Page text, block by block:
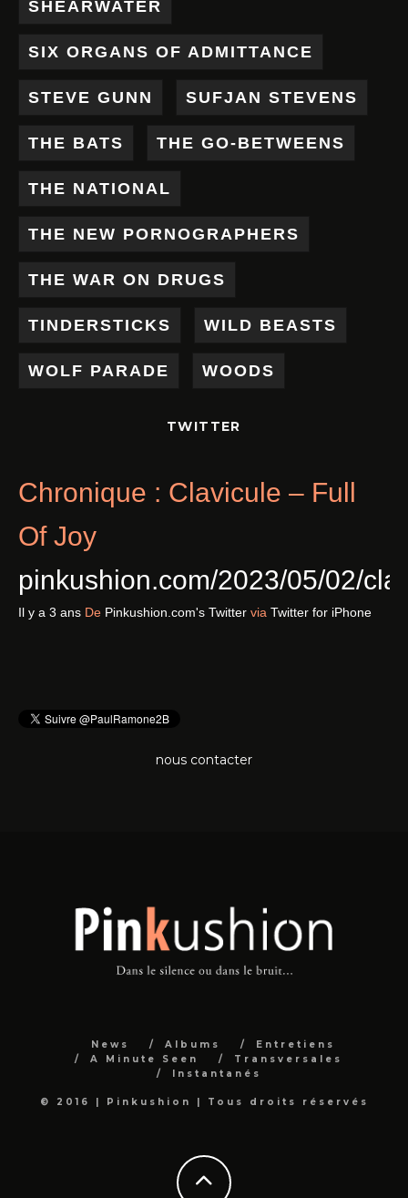
SHEARWATER
SIX ORGANS OF ADMITTANCE
STEVE GUNN SUFJAN STEVENS
THE BATS THE GO-BETWEENS
THE NATIONAL
THE NEW PORNOGRAPHERS
THE WAR ON DRUGS
TINDERSTICKS WILD BEASTS
WOLF PARADE WOODS
TWITTER
Chronique : Clavicule – Full
Of Joy
pinkushion.com/2023/05/02/
Il y a 3 ans De Pinkushion.com's Twitter via Twitter for iPhone
nous contacter
News Albums
Entretiens
A Minute Seen
Transversales
Instantanés
© 2016 | Pinkushion | Tous droits réservés